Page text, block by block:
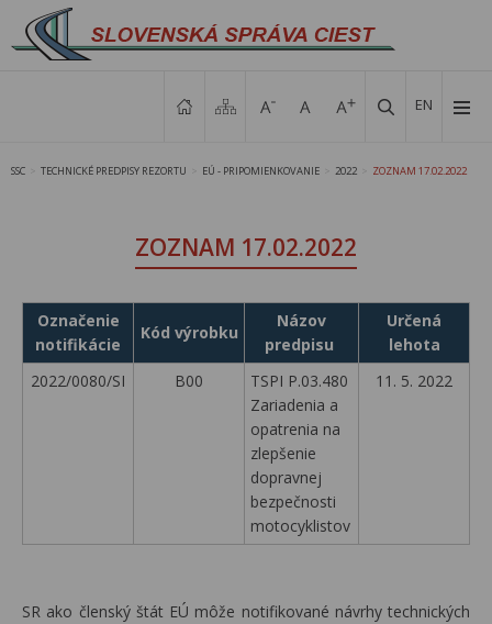
EN
SSC TECHNICKÉ PREDPISY REZORTU EÚ - PRIPOMIENKOVANIE 2022 ZOZNAM 17.02.2022
ZOZNAM 17.02.2022
Označenie
notifikácie
Kód výrobku
Názov
predpisu
Určená
lehota
2022/0080/SI
B00
TSPI P.03.480
Zariadenia a
opatrenia na
zlepšenie
dopravnej
bezpečnosti
motocyklistov
11. 5. 2022
SR ako členský štát EÚ môže notifikované návrhy technických